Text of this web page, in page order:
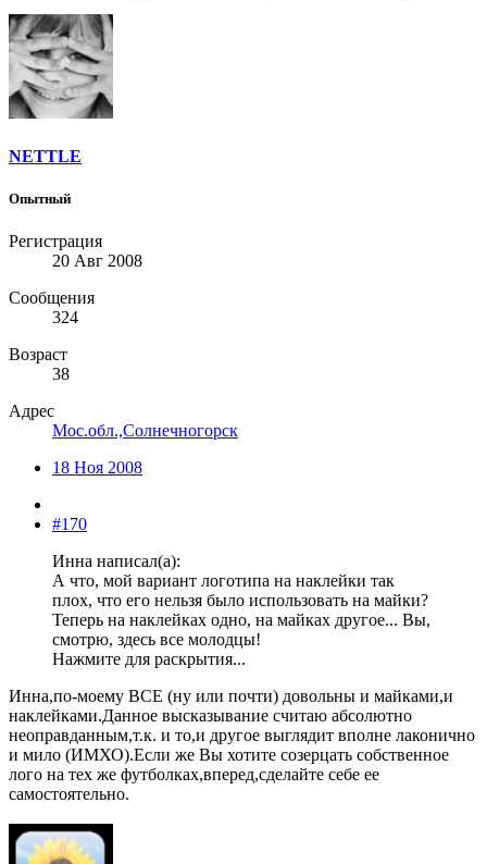
NETTLE
Опытный
Регистрация
20 Авг 2008
Сообщения
324
Возраст
38
Адрес
Мос.обл.,Солнечногорск
18 Ноя 2008
#170
Инна написал(а):
А что, мой вариант логотипа на наклейки так
плох, что его нельзя было использовать на майки?
Теперь на наклейках одно, на майках другое... Вы,
смотрю, здесь все молодцы!
Нажмите для раскрытия...
Инна,по-моему ВСЕ (ну или почти) довольны и майками,и
наклейками.Данное высказывание считаю абсолютно
неоправданным,т.к. и то,и другое выглядит вполне лаконично
и мило (ИМХО).Если же Вы хотите созерцать собственное
лого на тех же футболках,вперед,сделайте себе ее
самостоятельно.